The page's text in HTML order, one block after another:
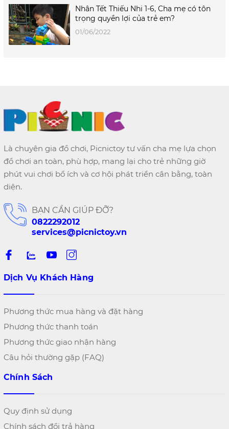
Nhân Tết Thiếu Nhi 1-6, Cha mẹ có tôn
trọng quyền lợi của trẻ em?
01/06/2022
Là chuyên gia đồ chơi, Picnictoy tư vấn cha mẹ lựa chọn
đồ chơi an toàn, phù hợp, mang lại cho trẻ những giờ
phút vui chơi bổ ích và cơ hội phát triển cân bằng, toàn
diện.
BẠN CẦN GIÚP ĐỠ?
0822292012
services@picnictoy.vn
Dịch Vụ Khách Hàng
Phương thức mua hàng và đặt hàng
Phương thức thanh toán
Phương thức giao nhận hàng
Câu hỏi thường gặp (FAQ)
Chính Sách
Quy định sử dụng
Chính sách đổi trả hàng